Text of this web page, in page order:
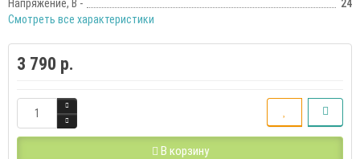
Напряжение, В -
24
Смотреть все характеристики
3 790 р.
В корзину